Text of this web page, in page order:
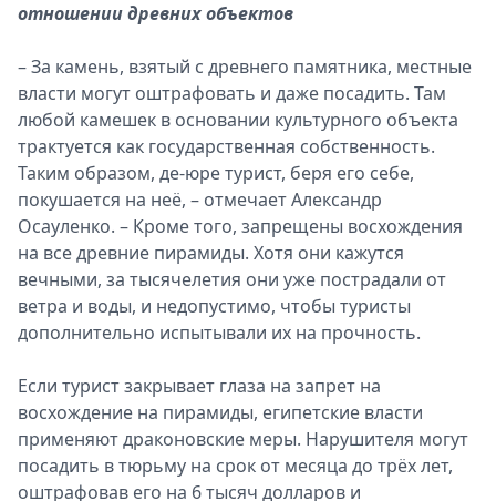
отношении древних объектов
– За камень, взятый с древнего памятника, местные
власти могут оштрафовать и даже посадить. Там
любой камешек в основании культурного объекта
трактуется как государственная собственность.
Таким образом, де-юре турист, беря его себе,
покушается на неё, – отмечает Александр
Осауленко. – Кроме того, запрещены восхождения
на все древние пирамиды. Хотя они кажутся
вечными, за тысячелетия они уже пострадали от
ветра и воды, и недопустимо, чтобы туристы
дополнительно испытывали их на прочность.
Если турист закрывает глаза на запрет на
восхождение на пирамиды, египетские власти
применяют драконовские меры. Нарушителя могут
посадить в тюрьму на срок от месяца до трёх лет,
оштрафовав его на 6 тысяч долларов и